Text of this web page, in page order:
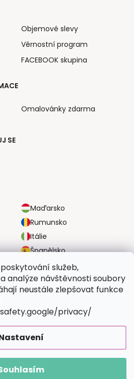
služeb,
analýze návštěvnosti soubory
neustále zlepšovat funkce
privacy/
SE
Maďarsko
Rumunsko
Itálie
Španělsko
Rakousko
Objemové slevy
Věrnostní program
FACEBOOK skupina
Omalovánky zdarma
. Všechna práva vyhrazena.